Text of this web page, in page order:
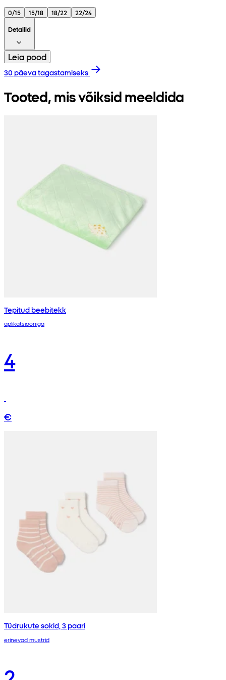
0/15 15/18 18/22
22/24
Detailid
Leia pood
30 päeva tagastamiseks
Tooted, mis võiksid meeldida
Tepitud beebitekk
aplikatsiooniga
4
€
Tüdrukute sokid, 3 paari
erinevad mustrid